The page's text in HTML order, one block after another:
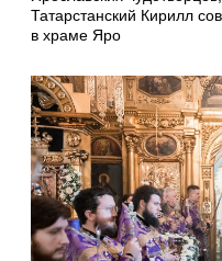
Татарстанский Кирилл
в храме Яро